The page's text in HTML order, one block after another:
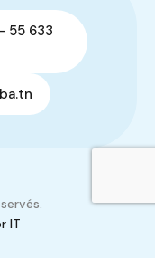
55 633
IT